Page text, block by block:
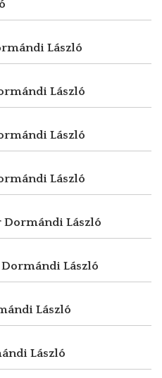
László
László
László
László
Dormándi László
Dormándi László
László
László